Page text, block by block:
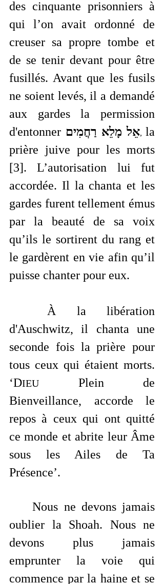
des cinquante prisonniers à
qui l’on avait ordonné de
creuser sa propre tombe et
de se tenir devant pour être
fusillés. Avant que les fusils
ne soient levés, il a demandé
aux gardes la permission
d'entonner אֵל מָלֵא רַחֲמִים, la
prière juive pour les morts
[3]. L’autorisation lui fut
accordée. Il la chanta et les
gardes furent tellement émus
par la beauté de sa voix
qu’ils le sortirent du rang et
le gardèrent en vie afin qu’il
puisse chanter pour eux.
	À la libération
d'Auschwitz, il chanta une
seconde fois la prière pour
tous ceux qui étaient morts.
‘DIEU Plein de
Bienveillance, accorde le
repos à ceux qui ont quitté
ce monde et abrite leur Âme
sous les Ailes de Ta
Présence’.
	Nous ne devons jamais
oublier la Shoah. Nous ne
devons plus jamais
emprunter la voie qui
commence par la haine et se